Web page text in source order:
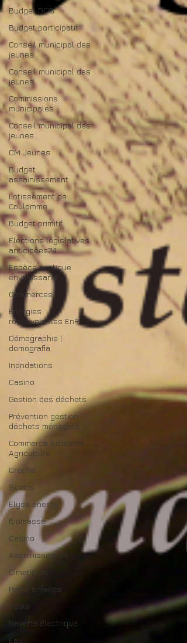
Budget DOB
Budget participatif
Conseil municipal des
jeunes
Conseil municipal des
jeunes
Commissions
municipales
Conseil municipal des
jeunes
CM Jeunes
Budget
assainissement
Lotissement de
Coulomme
Budget primitif
Elections législatives
anticipées24
Espèce exotique
envahissante
Commerces
Energies
renouvelables EnR
Démographie |
demografia
Inondations
Casino
Gestion des déchets
Prévention gestion
déchets ménagers
Commerce Artisanat
Agriculture
Crèche
Scotts
Elyse energy
Biomasse
Casino
Assainissement
Cimetières
Petite enfance
Ecole
Navette électrique
Eau